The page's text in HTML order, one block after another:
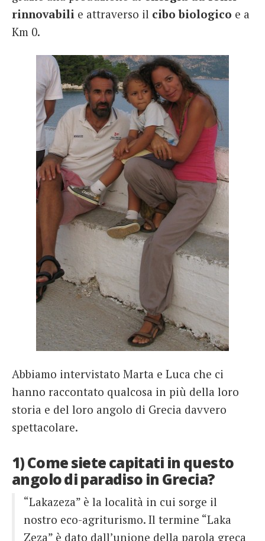
rinnovabili e attraverso il cibo biologico e a
Km 0.
Abbiamo intervistato Marta e Luca che ci
hanno raccontato qualcosa in più della loro
storia e del loro angolo di Grecia davvero
spettacolare.
1) Come siete capitati in questo
angolo di paradiso in Grecia?
“Lakazeza” è la località in cui sorge il
nostro eco-agriturismo. Il termine “Laka
Zeza” è dato dall’unione della parola greca